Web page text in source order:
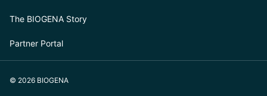
The BIOGENA Story
Partner Portal
© 2026 BIOGENA